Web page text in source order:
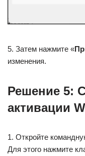
5. Затем нажмите «
изменения.
Решение 5:
активации
1. Откройте
Для этого нажмите